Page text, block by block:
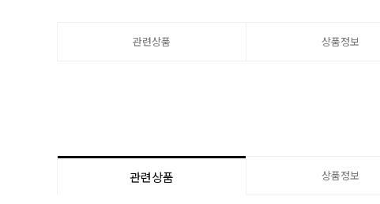
관련상품 상품정보
관련상품 상품정보